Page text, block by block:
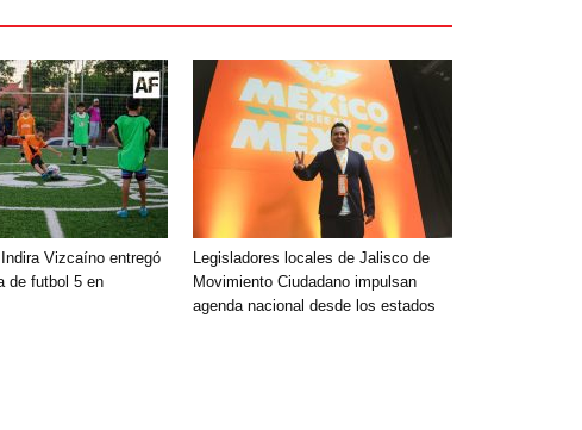
Vizcaíno entregó
de futbol 5 en
Legisladores locales de Jalisco de
Movimiento Ciudadano impulsan
agenda nacional desde los estados